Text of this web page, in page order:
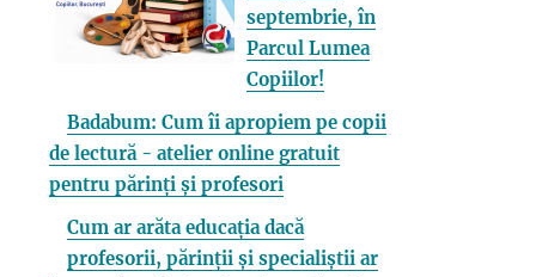
septembrie, în
Parcul Lumea
Copiilor!
Badabum: Cum îi apropiem pe copii
de lectură - atelier online gratuit
pentru părinți și profesori
Cum ar arăta educația dacă
profesorii, părinții și specialiștii ar